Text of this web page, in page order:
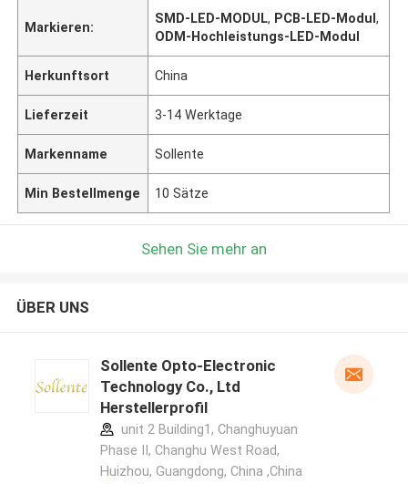
Markieren:
SMD-LED-MODUL, PCB-LED-Modul,
ODM-Hochleistungs-LED-Modul
Herkunftsort China
Lieferzeit 3-14 Werktage
Markenname Sollente
Min Bestellmenge 10 Sätze
Sehen Sie mehr an
ÜBER UNS
Sollente Opto-Electronic
Technology Co., Ltd
Herstellerprofil
unit 2 Building1, Changhuyuan
Phase II, Changhu West Road,
Huizhou, Guangdong, China ,China